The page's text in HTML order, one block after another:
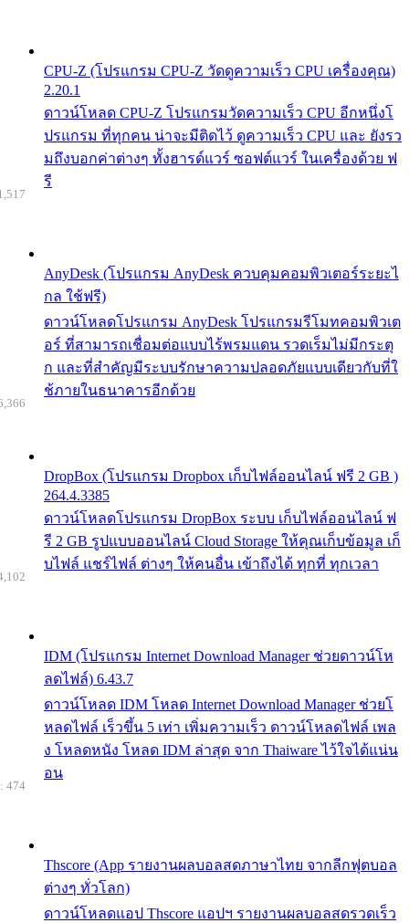
CPU-Z (โปรแกรม CPU-Z วัดดูความเร็ว CPU เครื่องคุณ)
2.20.1
ดาวน์โหลด CPU-Z โปรแกรมวัดความเร็ว CPU อีกหนึ่งโ
ปรแกรม ที่ทุกคน น่าจะมีติดไว้ ดูความเร็ว CPU และ ยังรว
มถึงบอกค่าต่างๆ ทั้งฮารด์แวร์ ซอฟต์แวร์ ในเครื่องด้วย ฟ
รี
AnyDesk (โปรแกรม AnyDesk ควบคุมคอมพิวเตอร์ระยะไ
กล ใช้ฟรี)
ดาวน์โหลดโปรแกรม AnyDesk โปรแกรมรีโมทคอมพิวเต
อร์ ที่สามารถเชื่อมต่อแบบไร้พรมแดน รวดเร็มไม่มีกระตุ
ก และที่สำคัญมีระบบรักษาความปลอดภัยแบบเดียวกับที่ใ
ช้ภายในธนาคารอีกด้วย
DropBox (โปรแกรม Dropbox เก็บไฟล์ออนไลน์ ฟรี 2 GB )
264.4.3385
ดาวน์โหลดโปรแกรม DropBox ระบบ เก็บไฟล์ออนไลน์ ฟ
รี 2 GB รูปแบบออนไลน์ Cloud Storage ให้คุณเก็บข้อมูล เก็
บไฟล์ แชร์ไฟล์ ต่างๆ ให้คนอื่น เข้าถึงได้ ทุกที่ ทุกเวลา
IDM (โปรแกรม Internet Download Manager ช่วยดาวน์โห
ลดไฟล์) 6.43.7
ดาวน์โหลด IDM โหลด Internet Download Manager ช่วยโ
หลดไฟล์ เร็วขึ้น 5 เท่า เพิ่มความเร็ว ดาวน์โหลดไฟล์ เพล
ง โหลดหนัง โหลด IDM ล่าสุด จาก Thaiware ไว้ใจได้แน่น
อน
Thscore (App รายงานผลบอลสดภาษาไทย จากลีกฟุตบอล
ต่างๆ ทั่วโลก)
ดาวน์โหลดแอป Thscore แอปฯ รายงานผลบอลสดรวดเร็ว
474